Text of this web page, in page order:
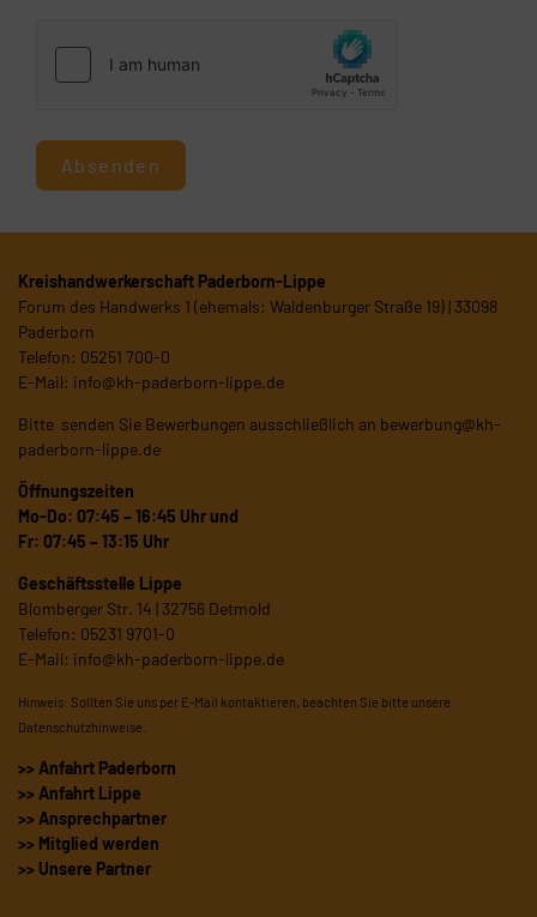
Absenden
Kreishandwerkerschaft Paderborn-Lippe
Forum des Handwerks 1 (ehemals: Waldenburger Straße 19) | 33098
Paderborn
Telefon: 05251 700-0
E-Mail: info@kh-paderborn-lippe.de
Bitte senden Sie Bewerbungen ausschließlich an bewerbung@kh-
paderborn-lippe.de
Öffnungszeiten
Mo-Do: 07:45 – 16:45 Uhr und
Fr: 07:45 – 13:15 Uhr
Geschäftsstelle Lippe
Blomberger Str. 14 | 32756 Detmold
Telefon: 05231 9701-0
E-Mail: info@kh-paderborn-lippe.de
Hinweis: Sollten Sie uns per E-Mail kontaktieren, beachten Sie bitte unsere
Datenschutzhinweise
>> Anfahrt Paderborn
>> Anfahrt Lippe
>> Ansprechpartner
>> Mitglied werden
>> Unsere Partner